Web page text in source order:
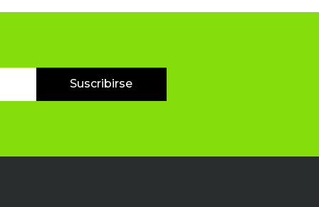
Suscribirse